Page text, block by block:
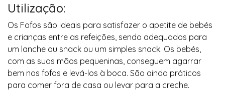
Utilização:
Os Fofos são ideais para satisfazer o apetite de bebés
e crianças entre as refeições, sendo adequados para
um lanche ou snack ou um simples snack. Os bebés,
com as suas mãos pequeninas, conseguem agarrar
bem nos fofos e levá-los à boca. São ainda práticos
para comer fora de casa ou levar para a creche.